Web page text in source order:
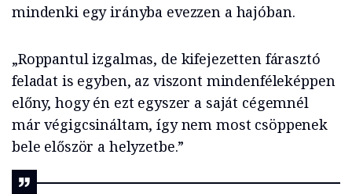
mindenki egy irányba evezzen a hajóban.
„Roppantul izgalmas, de kifejezetten fárasztó
feladat is egyben, az viszont mindenféleképpen
előny, hogy én ezt egyszer a saját cégemnél
már végigcsináltam, így nem most csöppenek
bele először a helyzetbe.”